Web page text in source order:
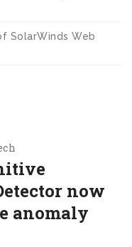
SolarWinds Web
now
anomaly